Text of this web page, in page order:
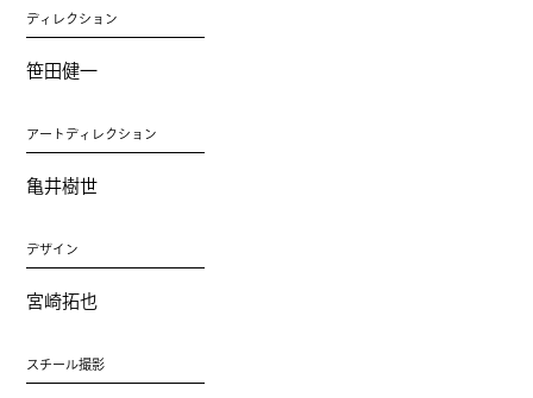
ディレクション
笹田健一
アートディレクション
亀井樹世
デザイン
宮崎拓也
スチール撮影